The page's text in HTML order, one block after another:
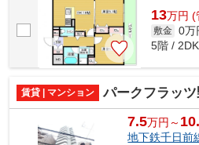
13万円 (
敷金 0万
5階 /
賃貸 | マンション パークフラッ
7.5万円～
地下鉄千日前